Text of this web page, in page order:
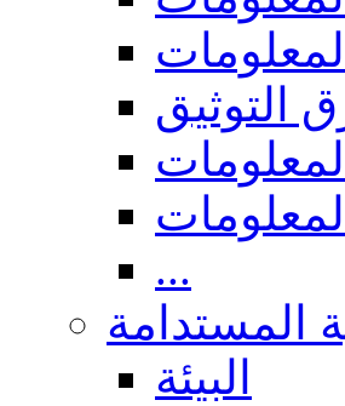
التوثيق
...
المستدامة
البيئة